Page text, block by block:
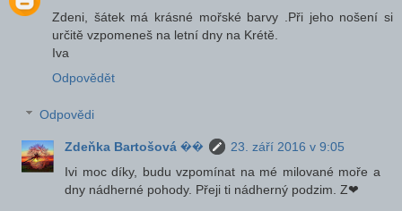
Zdeni, šátek má krásné mořské barvy .Při jeho nošení si
určitě vzpomeneš na letní dny na Krétě.
Iva
Odpovědět
Odpovědi
Zdeňka Bartošová ��
23. září 2016 v 9:05
Ivi moc díky, budu vzpomínat na mé milované moře a
dny nádherné pohody. Přeji ti nádherný podzim. Z❤